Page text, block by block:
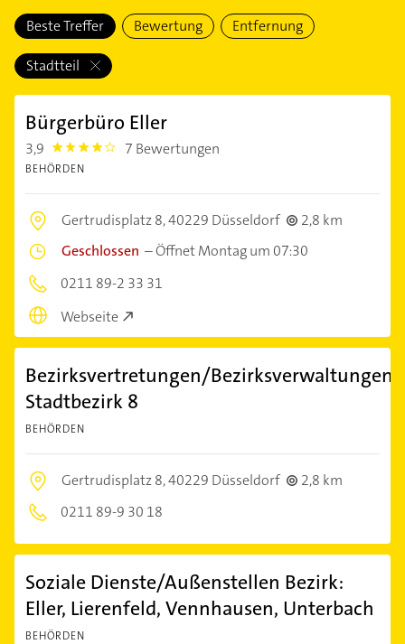
Beste Treffer Bewertung Entfernung
Stadtteil
Bürgerbüro Eller
3,9 3.9 7 Bewertungen
BEHÖRDEN
Gertrudisplatz 8,40229 Düsseldorf
2,8 km
Geschlossen –Öffnet Montag um 07:30
0211 89-2 33 31
Webseite
Bezirksvertretungen/Bezirksverwaltungen
Stadtbezirk 8
BEHÖRDEN
Gertrudisplatz 8,40229 Düsseldorf
2,8 km
0211 89-9 30 18
Soziale Dienste/Außenstellen Bezirk:
Eller, Lierenfeld, Vennhausen, Unterbach
BEHÖRDEN